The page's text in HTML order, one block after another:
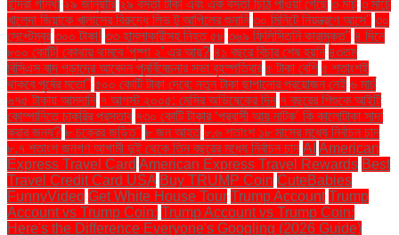
ইন্দিরা গান্ধী ২৯ জানুয়ারি ২৯ বস্তা টাকা এবং এক বস্তা চিঠি পাওয়া গেছে ৩ মার্চ ৩ মার্চে
খালেদা জিয়াকে খালাসের বিরুদ্ধে লিভ টু আপিলের শুনানি ৩০ মিনিটে নিয়ন্ত্রণে আসে" ৩০
সেপ্টেম্বর ৩০০ টাকা! ৩৩ হামলাকারীসহ নিহত ৫৮ ৩৬৯ ফিলিস্তিনি কারামুক্ত" ৪ দিনে
৮০০ কোটি! কোথায় থামবে 'পুষ্পা ২' এর আয়? ৪১ বছরে বিচার শেষ হয়নি ৪৩তম
বিসিএস বাদ পড়াদের আবেদন পুনর্বিবেচনার সভা বৃহস্পতিবার ৫ টাকা বেশি ৫ শতাংশই
থাকবে পূর্বের মতো" ৫০০ কোটি টাকা দেবে: নতুন টাকা ছাপানোর প্রয়োজন নেই ৬ মার্চ
৬৭৫ টাকায় আমদানি ৭ আগস্ট ২০০৫: মেসির অভিষেকের দিন ৭ বছরের শিশুকে আইটি
কোম্পানিতে চাকরির প্রস্তাব ৭৩০ কোটি টাকার ‘প্রবাসী আয় নাটক’ কি কালোটাকা সাদা
করার জন্য? ৮ চক্রের জড়িত" ৮ জন আহত ৮.৬ শতাংশ ১৮ মাসের মধ্যে নির্বাচন চান
৮.৭ শতাংশ জনগণ আগামী দুই থেকে তিন বছরের মধ্যে নির্বাচন চান AI American
Express Travel Card American Express Travel Rewards Best
Travel Credit Card USA Buy TRUMP Coin CuteBabies
FunnyVideo Get White House Tour Trump Account Trump
Account vs Trump Coin: Trump Account vs Trump Coin:
Here's the Difference Everyone's Googling (2026 Guide)